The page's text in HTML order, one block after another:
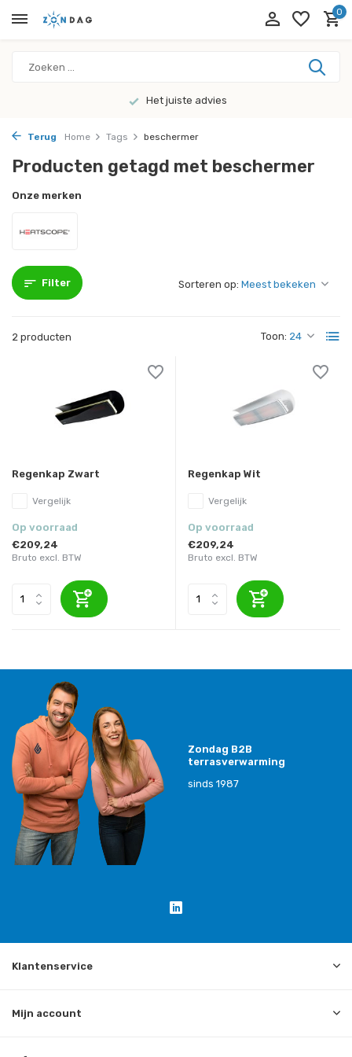
0
Het juiste advies
Terug Home Tags beschermer
Producten getagd met beschermer
Onze merken
Filter
2 producten Toon:
Sorteren op:
Regenkap Zwart
Vergelijk
Op voorraad
€209,24
Bruto excl. BTW
Regenkap Wit
Vergelijk
Op voorraad
€209,24
Bruto excl. BTW
Zondag B2B
terrasverwarming
sinds 1987
Klantenservice
Mijn account